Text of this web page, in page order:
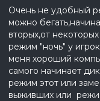
Очень не удобный
можно
вторых,от
режим "ночь" у
меня хороший
самого начинает
режим этот или
выживших или